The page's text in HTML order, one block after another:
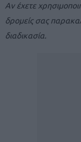
Αν έχετε
δρομείς σας
διαδικασία.